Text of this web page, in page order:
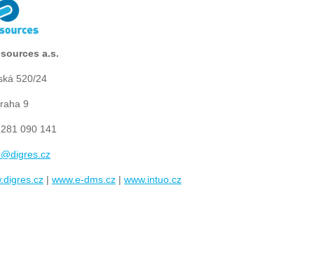
a.s.
520/24
9
090 141
| www.e-dms.cz | www.intuo.cz